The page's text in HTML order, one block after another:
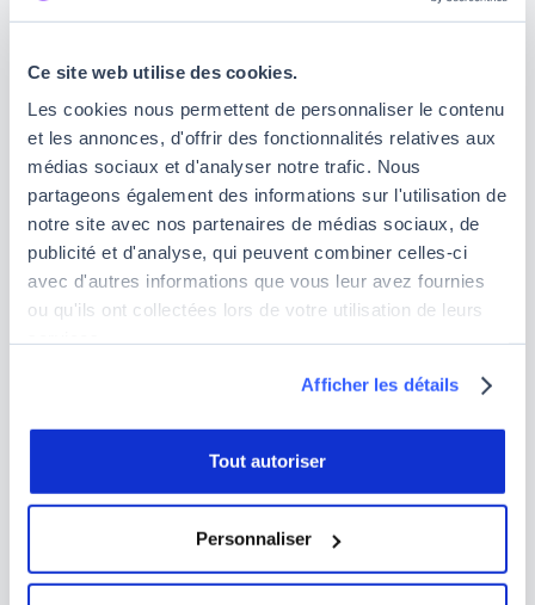
Ce site web utilise des cookies.
Les cookies nous permettent de personnaliser le contenu
et les annonces, d'offrir des fonctionnalités relatives aux
médias sociaux et d'analyser notre trafic. Nous
partageons également des informations sur l'utilisation de
notre site avec nos partenaires de médias sociaux, de
publicité et d'analyse, qui peuvent combiner celles-ci
avec d'autres informations que vous leur avez fournies
ou qu'ils ont collectées lors de votre utilisation de leurs
Afficher les détails
Tout autoriser
Personnaliser
conséquent les risques d'overfitting.
Pour ce faire, il faut entraîner le modèle plusieurs
analyser l'impact sur les résultats. En revanche,
cette méthode est vraiment utilisable uniquement
lorsque l'on utilise des données avec une quantité
de variables relativement faible.
La régularisation
Relativement similaire à la méthode précédente, il
s'agit d'une forme de régression dont l'objectif est
de réduire les variances. Elle sert à éviter que la
devienne trop flexible, et ainsi d'éviter les risques
. Il existe différentes techniques de
régularisation : régularisation L1, ridge,
Concevoir un modèle simple